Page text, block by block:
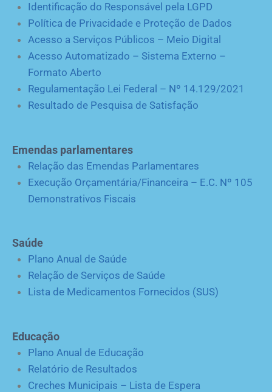
Identificação do Responsável pela LGPD
Política de Privacidade e Proteção de Dados
Acesso a Serviços Públicos – Meio Digital
Acesso Automatizado – Sistema Externo –
Formato Aberto
Regulamentação Lei Federal – Nº 14.129/2021
Resultado de Pesquisa de Satisfação
Emendas parlamentares
Relação das Emendas Parlamentares
Execução Orçamentária/Financeira – E.C. Nº 105
Demonstrativos Fiscais
Saúde
Plano Anual de Saúde
Relação de Serviços de Saúde
Lista de Medicamentos Fornecidos (SUS)
Educação
Plano Anual de Educação
Relatório de Resultados
Creches Municipais – Lista de Espera